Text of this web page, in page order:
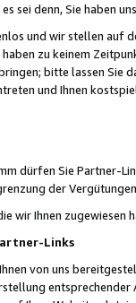
sei denn, Sie haben
und wir stellen auf
zu keinem
bitte lassen Sie
und Ihnen
dürfen Sie Partner-
der
wir Ihnen zugewiesen
Links
von uns